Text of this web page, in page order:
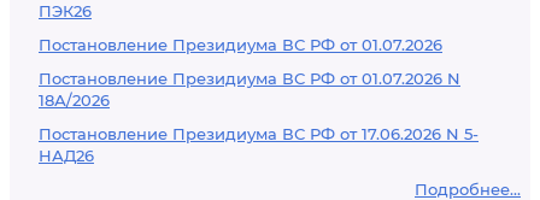
ПЭК26
Постановление Президиума ВС РФ от 01.07.2026
Постановление Президиума ВС РФ от 01.07.2026 N
18А/2026
Постановление Президиума ВС РФ от 17.06.2026 N 5-
НАД26
Подробнее...